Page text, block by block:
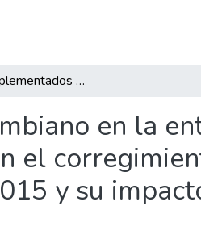
Procesos implementados por el gobierno colombiano en la entrega de títulos mineros a multinacionales Y foráneos en el corregimiento La Toma, Suárez, Cauca, entre los años 2010 al 2015 y su impacto en los derechos fundamentales del territorio
en la
el
y su